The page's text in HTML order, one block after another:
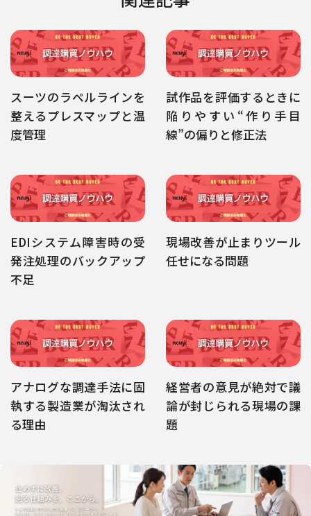
スーツのラペルラインを
整えるプレスマップと温
度管理
試作品を評価するときに
陥りやすい“作り手目
線”の偏りと修正法
EDIシステム障害時の受
発注処理のバックアップ
不足
現場改善が止まりツール
任せになる問題
アナログな調達手法に固
執する製造業が淘汰され
る理由
経営者の意見が絶対で議
論が封じられる現場の課
題